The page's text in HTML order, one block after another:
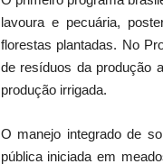
lavoura e pecuária,
florestas plantadas. No
de resíduos da produção
produção irrigada.
O manejo integrado de
pública iniciada em